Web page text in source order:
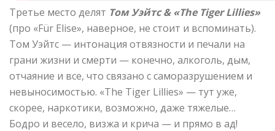
Третье место делят Том Уэйтс & «The Tiger Lillies»
(про «Für Elise», наверное, не стоит и вспоминать).
Том Уэйтс — интонация отвязности и печали на
грани жизни и смерти — конечно, алкоголь, дым,
отчаяние и все, что связано с саморазрушением и
невыносимостью. «The Tiger Lillies» — тут уже,
скорее, наркотики, возможно, даже тяжелые…
Бодро и весело, визжа и крича — и прямо в ад!